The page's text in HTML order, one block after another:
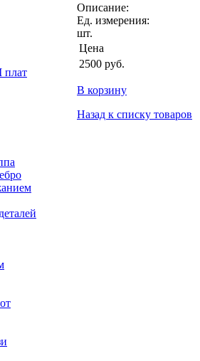
плат
Описание:
Ед. измерения:
шт.
Цена
2500 руб.
В корзину
Назад к списку товаров